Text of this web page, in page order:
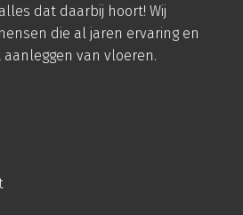
dat daarbij hoort! Wij
die al jaren ervaring en
van vloeren.